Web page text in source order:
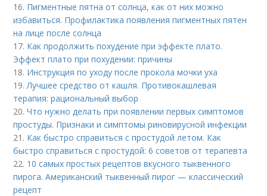
16. Пигментные пятна от солнца, как от них можно
избавиться. Профилактика появления пигментных пятен
на лице после солнца
17. Как продолжить похудение при эффекте плато.
Эффект плато при похудении: причины
18. Инструкция по уходу после прокола мочки уха
19.Лучшее средство от кашля. Противокашлевая
терапия: рациональный выбор
20.Что нужно делать при появлении первых симптомов
простуды. Признаки и симптомы риновирусной инфекции
21. Как быстро справиться с простудой летом. Как
быстро справиться с простудой: 6 советов от терапевта
22. 10 самых простых рецептов вкусного тыквенного
пирога. Американский тыквенный пирог — классический
рецепт